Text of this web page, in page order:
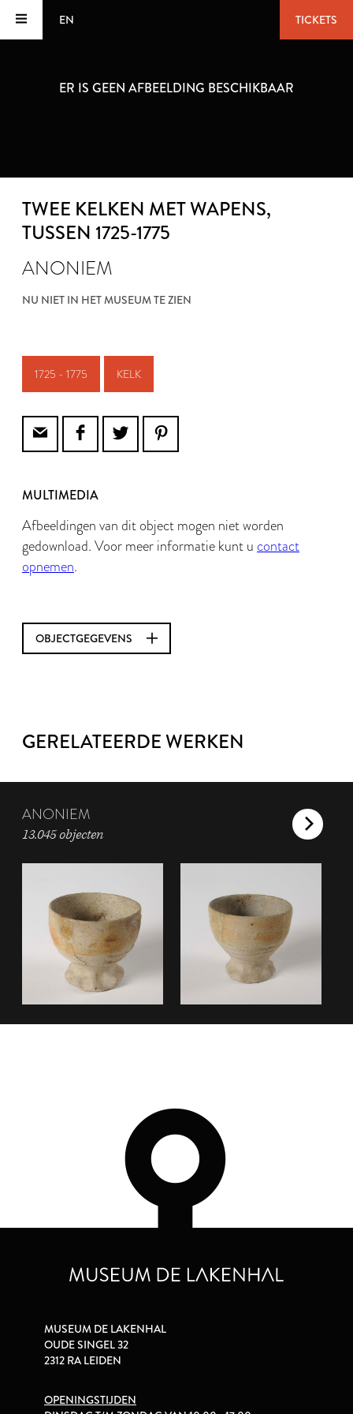
EN TICKETS
ER IS GEEN AFBEELDING BESCHIKBAAR
TWEE KELKEN MET WAPENS,
TUSSEN 1725-1775
ANONIEM
NU NIET IN HET MUSEUM TE ZIEN
1725 - 1775 KELK
MULTIMEDIA
Afbeeldingen van dit object mogen niet worden
gedownload. Voor meer informatie kunt u contact
opnemen.
OBJECTGEGEVENS
GERELATEERDE WERKEN
ANONIEM
13.045 objecten
MUSEUM DE LAKENHAL
OUDE SINGEL 32
2312 RA LEIDEN
OPENINGSTIJDEN